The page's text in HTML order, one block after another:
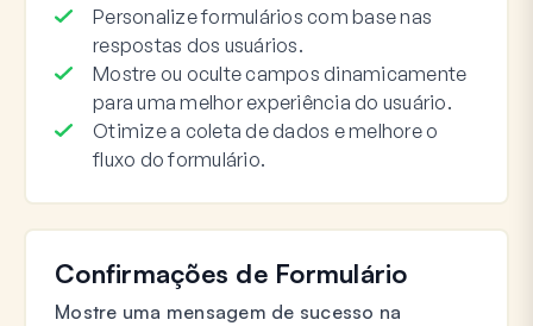
Personalize formulários com base nas
respostas dos usuários.
Mostre ou oculte campos dinamicamente
para uma melhor experiência do usuário.
Otimize a coleta de dados e melhore o
fluxo do formulário.
Confirmações de Formulário
Mostre uma mensagem de sucesso na